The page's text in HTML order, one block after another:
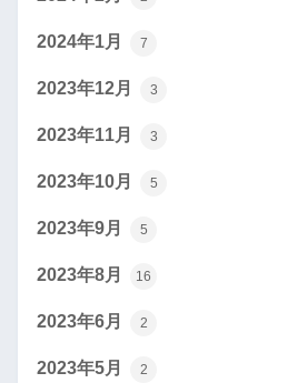
2024年1月 7
2023年12月 3
2023年11月 3
2023年10月 5
2023年9月 5
2023年8月 16
2023年6月 2
2023年5月 2